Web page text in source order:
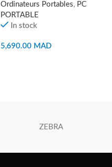
Ordinateurs Portables, PC
PORTABLE
In stock
5,690.00 MAD
ZEBRA